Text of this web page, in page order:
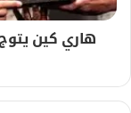
هاري كين